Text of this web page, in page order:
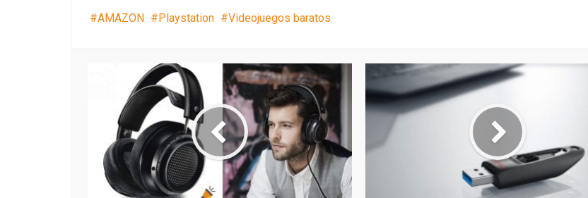
AMAZON Playstation Videojuegos baratos